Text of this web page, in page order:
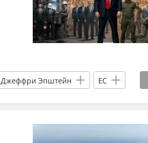
Джеффри Эпштейн ЕС